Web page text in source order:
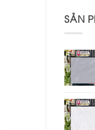
SẢN